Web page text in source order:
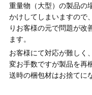
重量物（大型）の製品の
かけしてしまいますので
りお客様の元で問題が改
ます。
お客様にて対応が難しく
変お手数ですが製品を再
送時の梱包材はお捨てに